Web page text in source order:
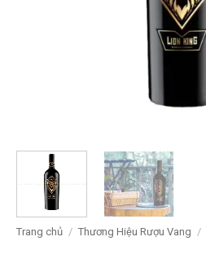
Trang chủ / Thương Hiệu Rượu Vang /